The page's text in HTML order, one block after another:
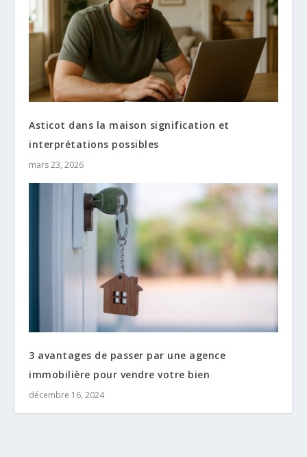
Asticot dans la maison signification et
interprétations possibles
mars 23, 2026
3 avantages de passer par une agence
immobilière pour vendre votre bien
décembre 16, 2024